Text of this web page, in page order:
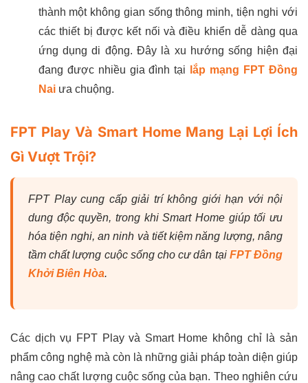
thành một không gian sống thông minh, tiện nghi với
các thiết bị được kết nối và điều khiển dễ dàng qua
ứng dụng di động. Đây là xu hướng sống hiện đại
đang được nhiều gia đình tại
lắp mạng FPT Đồng
Naiưa chuộng.
FPT Play Và Smart Home Mang Lại Lợi Ích
Gì Vượt Trội?
FPT Play cung cấp giải trí không giới hạn với nội
dung độc quyền, trong khi Smart Home giúp tối ưu
hóa tiện nghi, an ninh và tiết kiệm năng lượng, nâng
tầm chất lượng cuộc sống cho cư dân tại FPT Đồng
Khởi Biên Hòa.
Các dịch vụ FPT Play và Smart Home không chỉ là sản
phẩm công nghệ mà còn là những giải pháp toàn diện giúp
nâng cao chất lượng cuộc sống của bạn. Theo nghiên cứu